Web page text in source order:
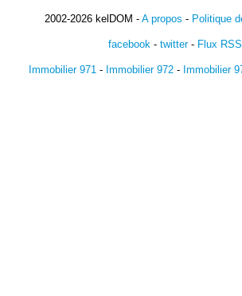
2002-2026 kelDOM - A propos - Politique
facebook- twitter- Flux
Immobilier 971 - Immobilier 972 - Immobilier